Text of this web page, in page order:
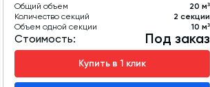
Общий объем
20 м³
Количество секций
2 секции
Объем одной секции
10 м³
Стоимость: Под заказ
Купить в 1 клик